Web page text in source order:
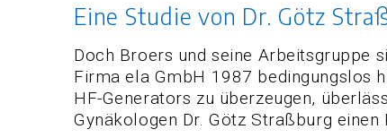
Eine Studie von Dr. Götz
Doch Broers und seine Arbeitsgruppe
Firma ela GmbH 1987 bedingungslos
HF-Generators zu überzeugen,
Gynäkologen Dr. Götz Straßburg einen